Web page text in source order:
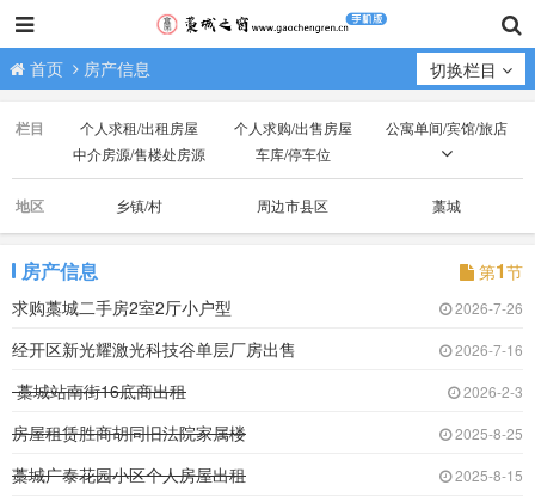
首页 房产信息 切换栏目
栏目 个人求租/出租房屋 个人求购/出售房屋
公寓单间/宾馆/旅店
中介房源/售楼处房源
车库/停车位
门市/商铺/办公房
厂房/场地/山林/土地
地区 乡镇/村 周边市县区 藁城
房产信息 第1节
求购藁城二手房2室2厅小户型
2026-7-26
经开区新光耀激光科技谷单层厂房出售 2026-7-16
藁城站南街16底商出租 2026-2-3
房屋租赁胜商胡同旧法院家属楼 2025-8-25
藁城广泰花园小区个人房屋出租 2025-8-15